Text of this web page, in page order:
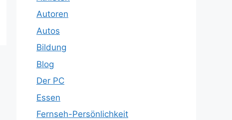
Autoren
Autos
Bildung
Blog
Der PC
Essen
Fernseh-Persönlichkeit